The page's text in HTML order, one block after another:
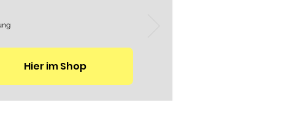
Hier im Shop